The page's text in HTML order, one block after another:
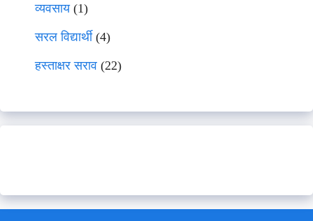
व्यवसाय(1)
सरल विद्यार्थी(4)
हस्ताक्षर सराव (22)